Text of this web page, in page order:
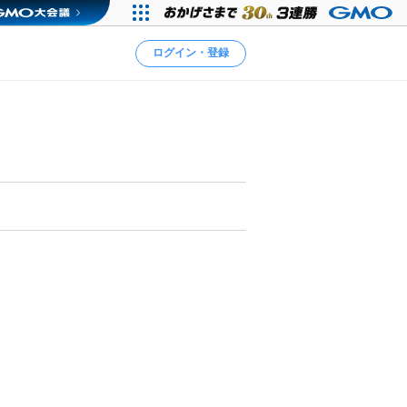
ログイン・登録